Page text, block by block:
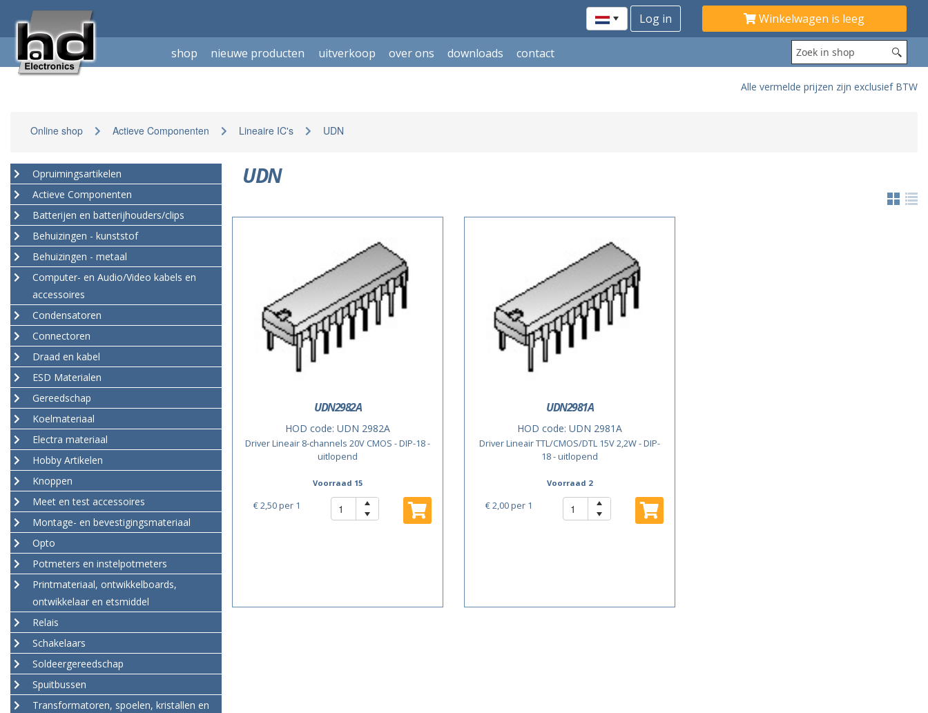
Winkelwagen is leeg
shop nieuwe producten uitverkoop over ons downloads contact
Alle vermelde prijzen zijn exclusief BTW
Online shop Actieve Componenten Lineaire IC's UDN
Opruimingsartikelen
Actieve Componenten
Batterijen en batterijhouders/clips
Behuizingen - kunststof
Behuizingen - metaal
Computer- en Audio/Video kabels en
accessoires
Condensatoren
Connectoren
Draad en kabel
ESD Materialen
Gereedschap
Koelmateriaal
Electra materiaal
Hobby Artikelen
Knoppen
Meet en test accessoires
Montage- en bevestigingsmateriaal
Opto
Potmeters en instelpotmeters
Printmateriaal, ontwikkelboards,
ontwikkelaar en etsmiddel
Relais
Schakelaars
Soldeergereedschap
Spuitbussen
Transformatoren, spoelen, kristallen en
UDN
UDN2982A
HOD code: UDN 2982A
Driver Lineair 8-channels 20V CMOS - DIP-18 -
uitlopend
Voorraad 15
€ 2,50per 1
UDN2981A
HOD code: UDN 2981A
Driver Lineair TTL/CMOS/DTL 15V 2,2W - DIP-
18 - uitlopend
Voorraad 2
€ 2,00per 1